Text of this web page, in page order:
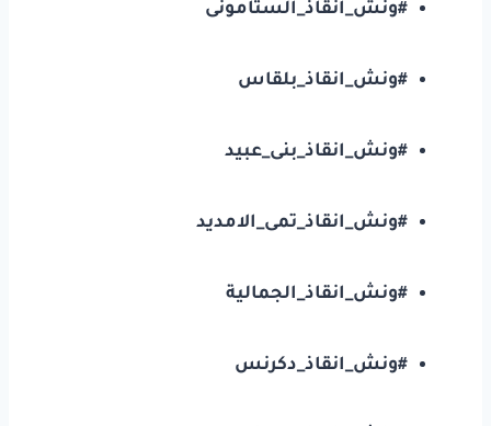
#ونش_انقاذ_الستامونى
#ونش_انقاذ_بلقاس
#ونش_انقاذ_بنى_عبيد
#ونش_انقاذ_تمى_الامديد
#ونش_انقاذ_الجمالية
#ونش_انقاذ_دكرنس